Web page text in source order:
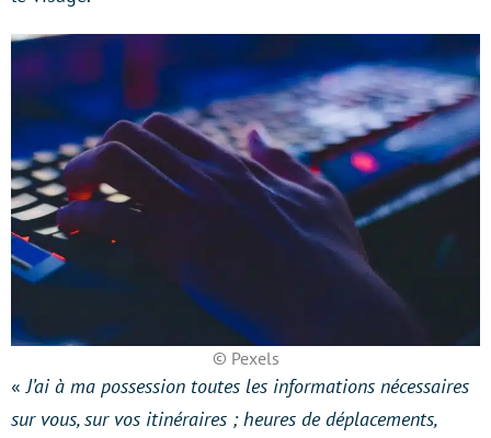
© Pexels
« J’ai à ma possession toutes les informations nécessaires
sur vous, sur vos itinéraires ; heures de déplacements,